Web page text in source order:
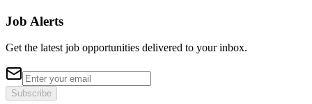
Job Alerts
Get the latest job opportunities delivered to your inbox.
Subscribe